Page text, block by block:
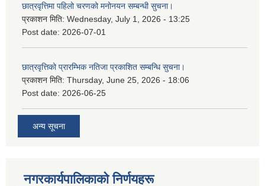
छात्रवृत्तिमा पहिलो चरणको मनोनयन सम्बन्धी सुचना।
प्रकाशन मिति: Wednesday, July 1, 2026 - 13:25
Post date: 2026-07-01
छात्रवृत्तिको प्रारम्भिक नतिजा प्रकाशित सम्बन्धि सुचना।
प्रकाशन मिति: Thursday, June 25, 2026 - 18:06
Post date: 2026-06-25
अन्य सूचना
नगरकार्यपालिकाकाे निर्णयहरू